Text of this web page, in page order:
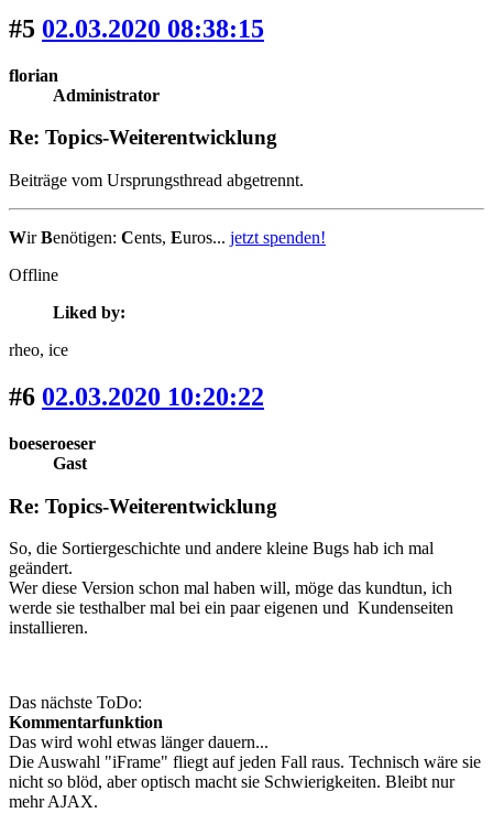
#5 02.03.2020 08:38:15
florian
Administrator
Re: Topics-Weiterentwicklung
Beiträge vom Ursprungsthread abgetrennt.
WirBenötigen: Cents, Euros... jetzt spenden!
Offline
Liked by:
rheo, ice
#6 02.03.2020 10:20:22
boeseroeser
Gast
Re: Topics-Weiterentwicklung
So, die Sortiergeschichte und andere kleine Bugs hab ich mal
geändert.
Wer diese Version schon mal haben will, möge das kundtun, ich
werde sie testhalber mal bei ein paar eigenen und Kundenseiten
installieren.
Das nächste ToDo:
Kommentarfunktion
Das wird wohl etwas länger dauern...
Die Auswahl "iFrame" fliegt auf jeden Fall raus. Technisch wäre sie
nicht so blöd, aber optisch macht sie Schwierigkeiten. Bleibt nur
mehr AJAX.